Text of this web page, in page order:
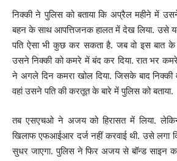
निक्की ने पुलिस को बताया कि अप्रैल महीने में
बहन के साथ आपत्तिजनक हालत में देख लिया. उसे
पति ऐसा भी कुछ कर सकता है. जब वो इस बात
उसने निक्की को कमरे में बंद कर दिया. रात भर
ने अगले दिन कमरा खोल दिया. जिसके बाद निक्की
वहां उसने पति की करतूत के बारे में पुलिस को बताया.
तब एसएचओ ने अजय को हिरासत में लिया.
खिलाफ एफआईआर दर्ज नहीं करवाई थी. उसे लगा
सुधर जाएगा. पुलिस ने फिर अजय से बॉन्ड साइन